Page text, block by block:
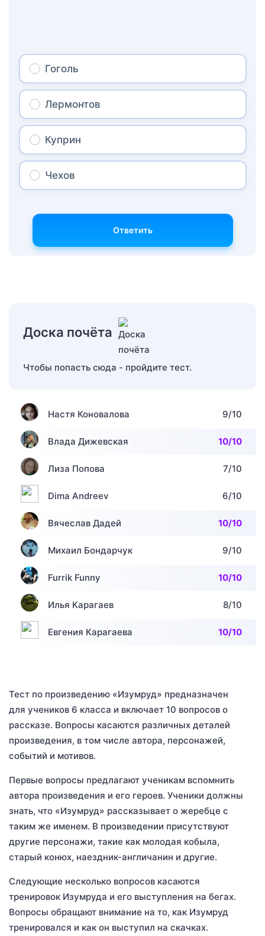
Гоголь
Лермонтов
Куприн
Чехов
Ответить
Доска почёта
Чтобы попасть сюда - пройдите тест.
Настя Коновалова 9/10
Влада Дижевская 10/10
Лиза Попова 7/10
Dima Andreev 6/10
Вячеслав Дадей 10/10
Михаил Бондарчук 9/10
Furrik Funny 10/10
Илья Карагаев 8/10
Евгения Карагаева 10/10
Тест по произведению «Изумруд» предназначен
для учеников 6 класса и включает 10 вопросов о
рассказе. Вопросы касаются различных деталей
произведения, в том числе автора, персонажей,
событий и мотивов.
Первые вопросы предлагают ученикам вспомнить
автора произведения и его героев. Ученики должны
знать, что «Изумруд» рассказывает о жеребце с
таким же именем. В произведении присутствуют
другие персонажи, такие как молодая кобыла,
старый конюх, наездник-англичанин и другие.
Следующие несколько вопросов касаются
тренировок Изумруда и его выступления на бегах.
Вопросы обращают внимание на то, как Изумруд
тренировался и как он выступил на скачках.